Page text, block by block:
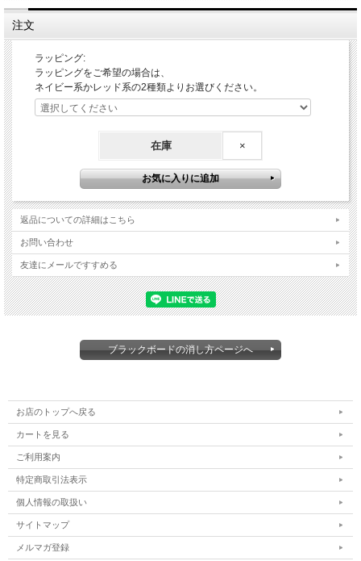
マグネットバー（上下）：320X20X10mm
台紙：300X430mm
■重量：200g
■材質：本体/緞子（ドンス生地+和紙）・マグネット・木材
■用途：色紙掛け・命名書・書道・墨絵（屋内）
■注意事項
※色紙は大色紙（W242XH272mm）が掛けられます。
※強力マグネットを使用しているため、薄い紙を直に挟む際は破れることがござい
※長期間使用しない場合は、紙を挟んで保管してください。
注文
ラッピング:
ラッピングをご希望の場合は、
ネイビー系かレッド系の2種類よりお選びください。
在庫 ×
返品についての詳細はこちら
お問い合わせ
友達にメールですすめる
ブラックボードの消し方ページへ
お店のトップへ戻る
カートを見る
ご利用案内
特定商取引法表示
個人情報の取扱い
サイトマップ
メルマガ登録